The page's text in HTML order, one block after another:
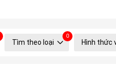
Tìm theo loại
0
Hình thức